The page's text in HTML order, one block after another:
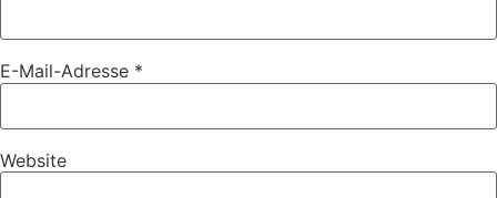
E-Mail-Adresse *
Website